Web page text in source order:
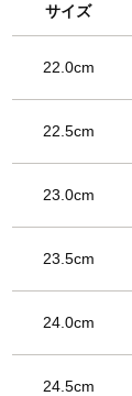
サイズ
22.0cm
22.5cm
23.0cm
23.5cm
24.0cm
24.5cm